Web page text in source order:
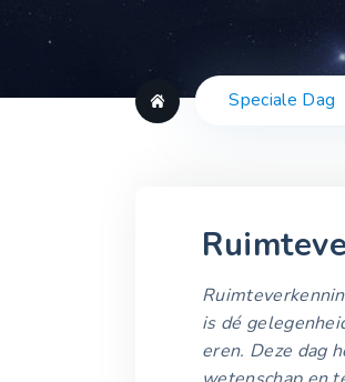
Speciale Dag
is dé
eren. Deze dag